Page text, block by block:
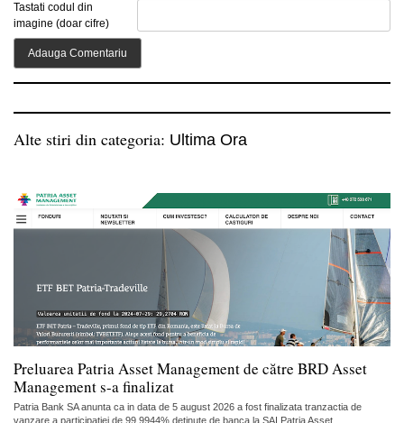
Tastati codul din
imagine (doar cifre)
Alte stiri din categoria: Ultima Ora
Preluarea Patria Asset Management de către BRD Asset
Management s-a finalizat
Patria Bank SA anunta ca in data de 5 august 2026 a fost finalizata tranzactia de
vanzare a participatiei de 99,9944% detinute de banca la SAI Patria Asset